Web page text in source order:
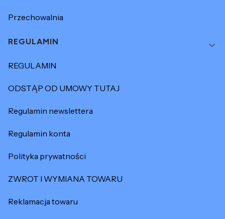
Przechowalnia
REGULAMIN
REGULAMIN
ODSTĄP OD UMOWY TUTAJ
Regulamin newslettera
Regulamin konta
Polityka prywatności
ZWROT I WYMIANA TOWARU
Reklamacja towaru